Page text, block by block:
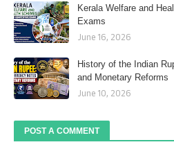
Kerala Welfare and
Exams
June 16, 2026
History of the Indian
and Monetary Reforms
June 10, 2026
POST A COMMENT